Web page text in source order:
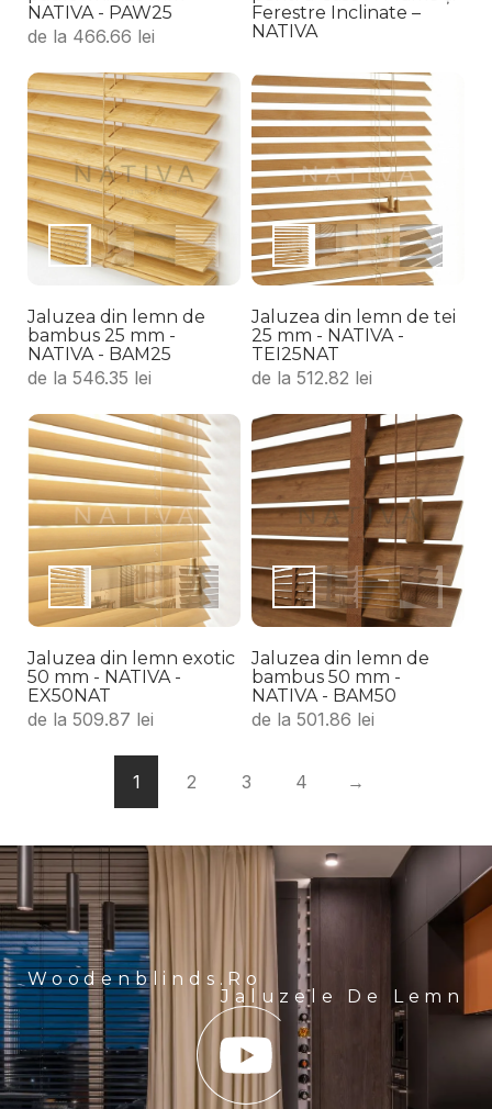
NATIVA - PAW25
de la 466.66 lei
Ferestre Inclinate –
NATIVA
Jaluzea din lemn de
bambus 25 mm -
NATIVA - BAM25
de la 546.35 lei
Jaluzea din lemn de tei
25 mm - NATIVA -
TEI25NAT
de la 512.82 lei
Jaluzea din lemn exotic
50 mm - NATIVA -
EX50NAT
de la 509.87 lei
Jaluzea din lemn de
bambus 50 mm -
NATIVA - BAM50
de la 501.86 lei
1 2 3 4 →
Woodenblinds.ro
Jaluzele De Lemn